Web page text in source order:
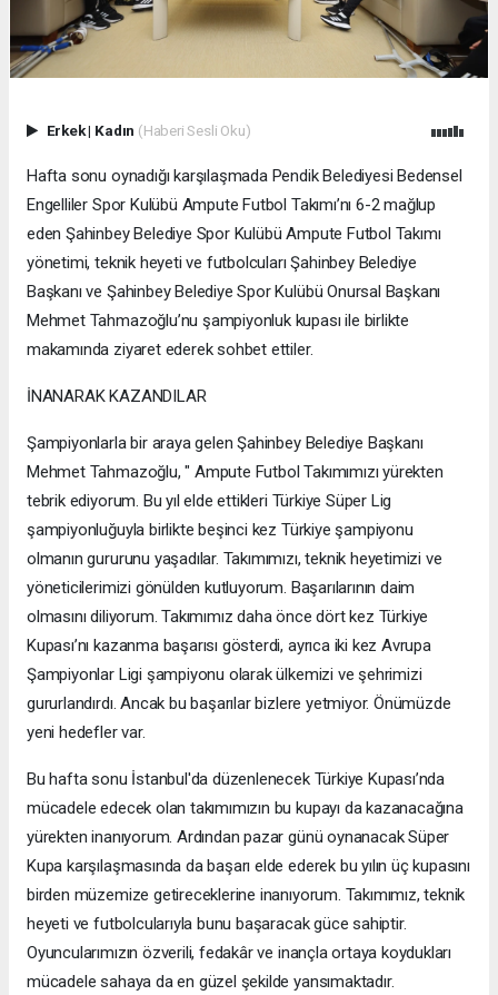
Erkek| Kadın (Haberi Sesli Oku)
Hafta sonu oynadığı karşılaşmada Pendik Belediyesi Bedensel
Engelliler Spor Kulübü Ampute Futbol Takımı’nı 6-2 mağlup
eden Şahinbey Belediye Spor Kulübü Ampute Futbol Takımı
yönetimi, teknik heyeti ve futbolcuları Şahinbey Belediye
Başkanı ve Şahinbey Belediye Spor Kulübü Onursal Başkanı
Mehmet Tahmazoğlu’nu şampiyonluk kupası ile birlikte
makamında ziyaret ederek sohbet ettiler.
İNANARAK KAZANDILAR
Şampiyonlarla bir araya gelen Şahinbey Belediye Başkanı
Mehmet Tahmazoğlu, " Ampute Futbol Takımımızı yürekten
tebrik ediyorum. Bu yıl elde ettikleri Türkiye Süper Lig
şampiyonluğuyla birlikte beşinci kez Türkiye şampiyonu
olmanın gururunu yaşadılar. Takımımızı, teknik heyetimizi ve
yöneticilerimizi gönülden kutluyorum. Başarılarının daim
olmasını diliyorum. Takımımız daha önce dört kez Türkiye
Kupası’nı kazanma başarısı gösterdi, ayrıca iki kez Avrupa
Şampiyonlar Ligi şampiyonu olarak ülkemizi ve şehrimizi
gururlandırdı. Ancak bu başarılar bizlere yetmiyor. Önümüzde
yeni hedefler var.
Bu hafta sonu İstanbul'da düzenlenecek Türkiye Kupası’nda
mücadele edecek olan takımımızın bu kupayı da kazanacağına
yürekten inanıyorum. Ardından pazar günü oynanacak Süper
Kupa karşılaşmasında da başarı elde ederek bu yılın üç kupasını
birden müzemize getireceklerine inanıyorum. Takımımız, teknik
heyeti ve futbolcularıyla bunu başaracak güce sahiptir.
Oyuncularımızın özverili, fedakâr ve inançla ortaya koydukları
mücadele sahaya da en güzel şekilde yansımaktadır.